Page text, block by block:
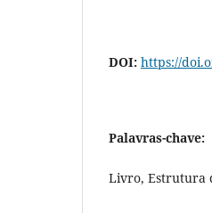
DOI: https://
Palavras-chave:
Livro, Estrutura